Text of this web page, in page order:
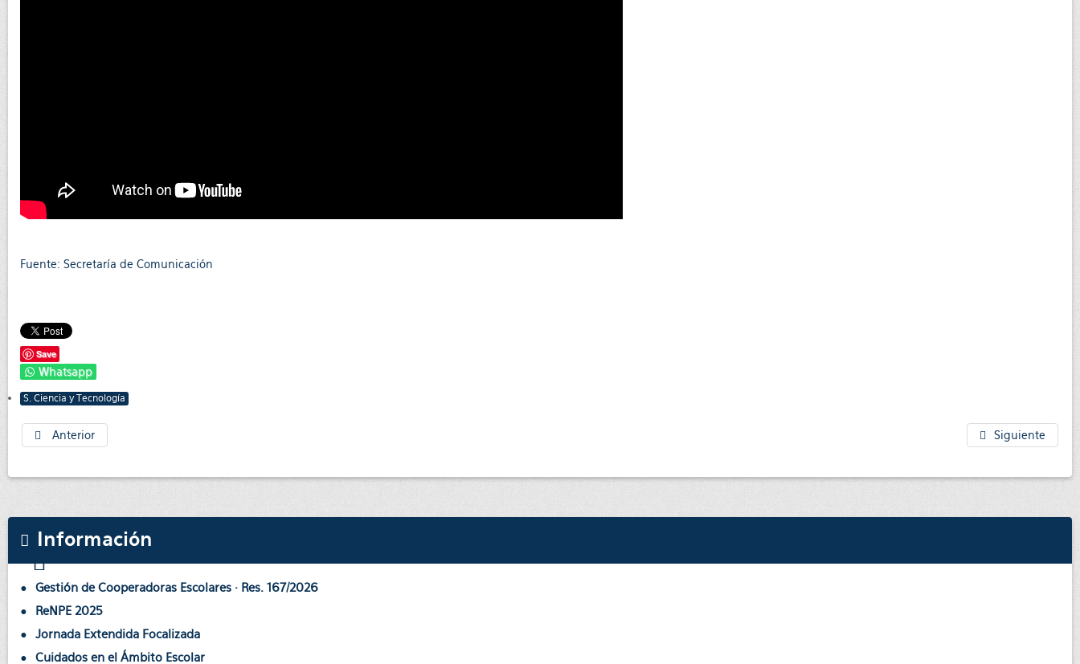
Fuente: Secretaría de Comunicación
Save
Whatsapp
S. Ciencia y Tecnología
Anterior Siguiente
Información
Gestión de Cooperadoras Escolares · Res. 167/2026
ReNPE 2025
Jornada Extendida Focalizada
Cuidados en el Ámbito Escolar